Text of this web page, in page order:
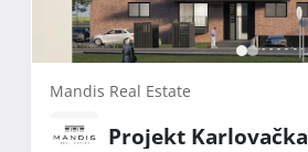
Mandis Real Estate
Projekt Karlovačka